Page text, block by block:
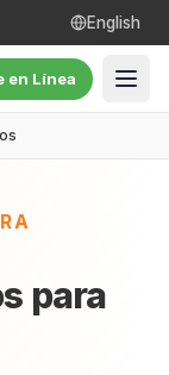
English
en Línea
para